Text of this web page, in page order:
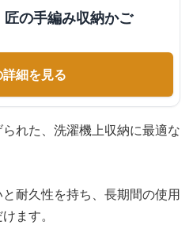
の手編み収納かご
細を見る
れた、洗濯機上収納に最適な
耐久性を持ち、長期間の使用
ます。